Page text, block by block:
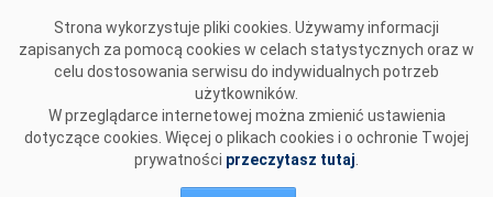
Strona wykorzystuje pliki cookies. Używamy informacji
zapisanych za pomocą cookies w celach statystycznych oraz w
celu dostosowania serwisu do indywidualnych potrzeb
użytkowników.
W przeglądarce internetowej można zmienić ustawienia
dotyczące cookies. Więcej o plikach cookies i o ochronie Twojej
prywatności przeczytasz tutaj